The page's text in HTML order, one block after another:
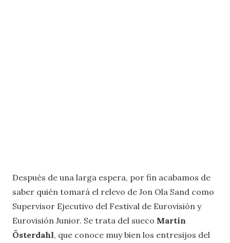
Después de una larga espera, por fin acabamos de
saber quién tomará el relevo de Jon Ola Sand como
Supervisor Ejecutivo del Festival de Eurovisión y
Eurovisión Junior. Se trata del sueco Martin
Österdahl, que conoce muy bien los entresijos del